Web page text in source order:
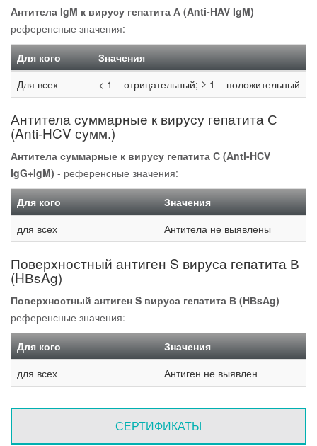
Антитела IgM к вирусу гепатита А (Anti-HAV IgM) -
референсные значения:
Для кого
Значения
Для всех
< 1 – отрицательный; ≥ 1 – положительный
Антитела суммарные к вирусу гепатита С
(Anti-HCV сумм.)
Антитела суммарные к вирусу гепатита C (Anti-HCV
IgG+IgM) - референсные значения:
Для кого
Значения
для всех
Антитела не выявлены
Поверхностный антиген S вируса гепатита В
(HВsAg)
Поверхностный антиген S вируса гепатита В (HВsAg) -
референсные значения:
Для кого
Значения
для всех
Антиген не выявлен
СЕРТИФИКАТЫ